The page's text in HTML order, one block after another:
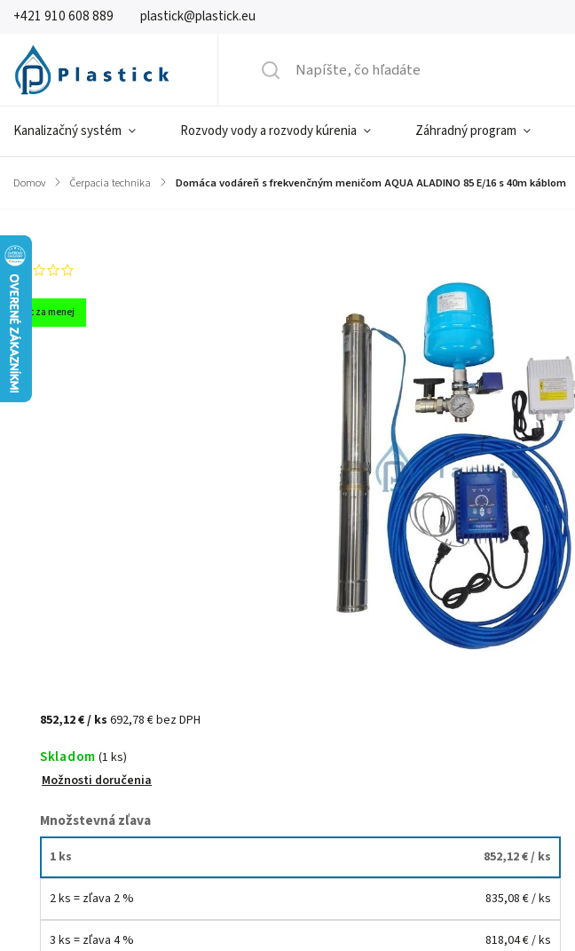
+421 910 608 889 plastick@plastick.eu
Kanalizačný systém Rozvody vody a rozvody kúrenia Záhradný program
Domov / Čerpacia technika / Domáca vodáreň s frekvenčným meničom AQUA ALADINO 85 E/16 s 40m káblom
Viac za menej
Značka:
852,12 €/ ks692,78 € bez DPH
Skladom (1 ks)
Možnosti doručenia
Množstevná zľava
1 ks 852,12 €/ ks
2 ks = zľava 2 % 835,08 €/ ks
3 ks = zľava 4 % 818,04 €/ ks